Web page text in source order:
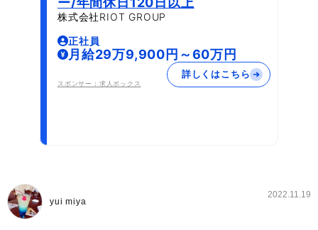
株式会社RIOT GROUP
正社員
月給29万9,900円～60万円
スポンサー：求人ボックス
詳しくはこちら
yui miya
2022.11.19